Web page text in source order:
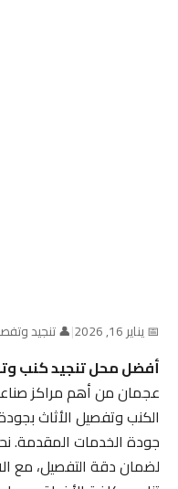
📅 يناير 16, 2026 |👤 تنجيد
أفضل محل تنجيد كنب
عجمان من أهم مراكز صناعة
الكنب وتفصيل الأثاث
جودة الخدمات المقدمة.
لضمان دقة التفصيل، مع